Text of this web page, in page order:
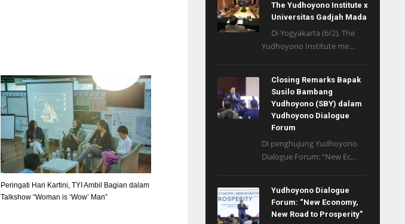
Peringati Hari Kartini, TYI Ambil Bagian dalam
Talkshow “Woman is ‘Wow’ Man”
The Yudhoyono Institute x
Universitas Gadjah Mada
Di Yogyakarta (6/2), The
Yudhoyono Institute me...
Closing Remarks Bapak
Susilo Bambang
Yudhoyono (SBY) dalam
Yudhoyono Dialogue
Forum
Di penghujung Yudhoyono
Dialogue Forum: “New Ec...
Yudhoyono Dialogue
Forum: “New Economy,
New Road to Prosperity”